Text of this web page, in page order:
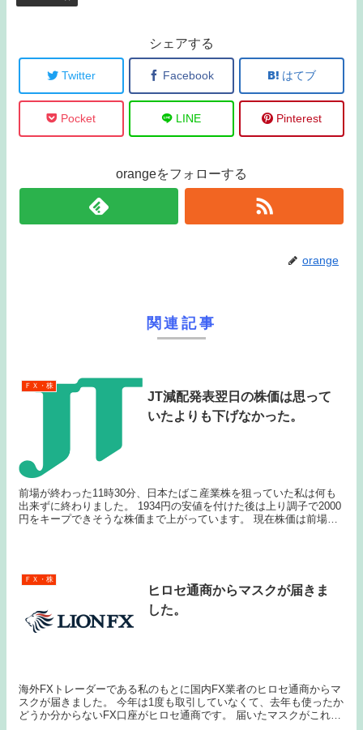
シェアする
Twitter Facebook はてブ
Pocket LINE Pinterest
orangeをフォローする
orange
関連記事
ＦＸ・株
JT減配発表翌日の株価は思って
いたよりも下げなかった。
前場が終わった11時30分、日本たばこ産業株を狙っていた私は何も
出来ずに終わりました。 1934円の安値を付けた後は上り調子で2000
円をキープできそうな株価まで上がっています。 現在株価は前場終
ＦＸ・株
ヒロセ通商からマスクが届きま
した。
海外FXトレーダーである私のもとに国内FX業者のヒロセ通商からマ
スクが届きました。 今年は1度も取引していなくて、去年も使ったか
どうか分からないFX口座がヒロセ通商です。 届いたマスクがこれ。